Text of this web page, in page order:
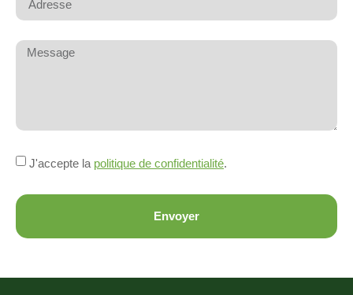
J'accepte la politique de confidentialité
Envoyer